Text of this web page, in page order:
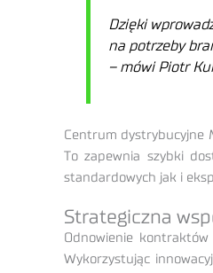
Dzięki
na potrzeby
– mówi Piotr
Centrum dystrybucyjne
To zapewnia szybki
standardowych jak i
Strategiczna
Odnowienie
Wykorzystując